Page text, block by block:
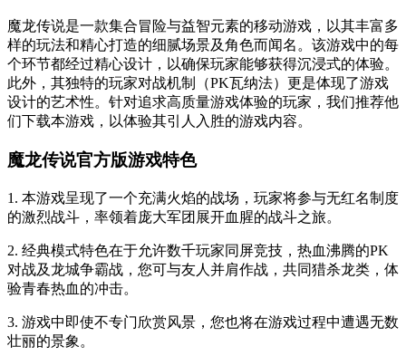
魔龙传说是一款集合冒险与益智元素的移动游戏，以其丰富多
样的玩法和精心打造的细腻场景及角色而闻名。该游戏中的每
个环节都经过精心设计，以确保玩家能够获得沉浸式的体验。
此外，其独特的玩家对战机制（PK瓦纳法）更是体现了游戏
设计的艺术性。针对追求高质量游戏体验的玩家，我们推荐他
们下载本游戏，以体验其引人入胜的游戏内容。
魔龙传说官方版游戏特色
1. 本游戏呈现了一个充满火焰的战场，玩家将参与无红名制度
的激烈战斗，率领着庞大军团展开血腥的战斗之旅。
2. 经典模式特色在于允许数千玩家同屏竞技，热血沸腾的PK
对战及龙城争霸战，您可与友人并肩作战，共同猎杀龙类，体
验青春热血的冲击。
3. 游戏中即使不专门欣赏风景，您也将在游戏过程中遭遇无数
壮丽的景象。